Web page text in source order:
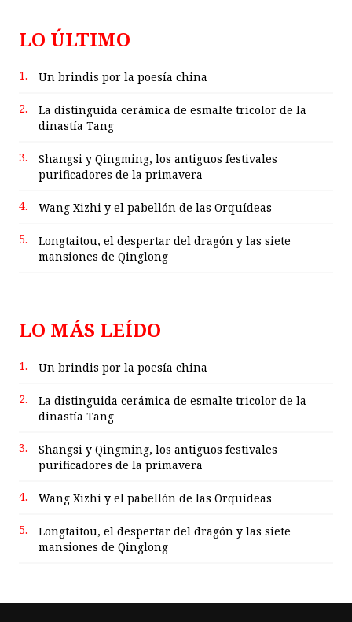
LO ÚLTIMO
1. Un brindis por la poesía china
2.
La distinguida cerámica de esmalte tricolor de la
dinastía Tang
3.
Shangsi y Qingming, los antiguos festivales
purificadores de la primavera
4. Wang Xizhi y el pabellón de las Orquídeas
5.
Longtaitou, el despertar del dragón y las siete
mansiones de Qinglong
LO MÁS LEÍDO
1. Un brindis por la poesía china
2.
La distinguida cerámica de esmalte tricolor de la
dinastía Tang
3.
Shangsi y Qingming, los antiguos festivales
purificadores de la primavera
4. Wang Xizhi y el pabellón de las Orquídeas
5.
Longtaitou, el despertar del dragón y las siete
mansiones de Qinglong